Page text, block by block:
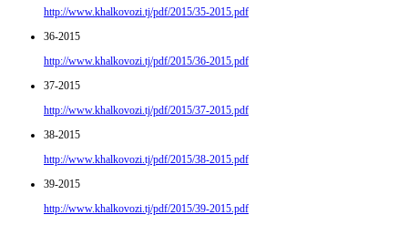
http://www.khalkovozi.tj/pdf/2015/35-2015.pdf
36-2015
http://www.khalkovozi.tj/pdf/2015/36-2015.pdf
37-2015
http://www.khalkovozi.tj/pdf/2015/37-2015.pdf
38-2015
http://www.khalkovozi.tj/pdf/2015/38-2015.pdf
39-2015
http://www.khalkovozi.tj/pdf/2015/39-2015.pdf